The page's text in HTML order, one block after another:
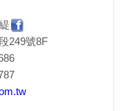
249號8F